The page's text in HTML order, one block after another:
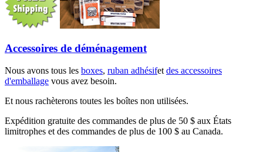
Accessoires de déménagement
Nous avons tous les boxes, ruban adhésifetdes accessoires
d'emballage vous avez besoin.
Et nous rachèterons toutes les boîtes non utilisées.
Expédition gratuite des commandes de plus de 50 $ aux États
limitrophes et des commandes de plus de 100 $ au Canada.